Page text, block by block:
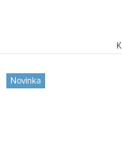
Novinka